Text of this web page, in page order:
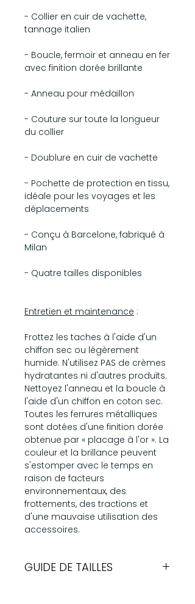
- Collier en cuir de vachette,
tannage italien
- Boucle, fermoir et anneau en fer
avec finition dorée brillante
- Anneau pour médaillon
- Couture sur toute la longueur
du collier
- Doublure en cuir de vachette
- Pochette de protection en tissu,
idéale pour les voyages et les
déplacements
- Conçu à Barcelone, fabriqué à
Milan
- Quatre tailles disponibles
Entretien et maintenance :
Frottez les taches à l'aide d'un
chiffon sec ou légèrement
humide. N'utilisez PAS de crèmes
hydratantes ni d'autres produits.
Nettoyez l'anneau et la boucle à
l'aide d'un chiffon en coton sec.
Toutes les ferrures métalliques
sont dotées d'une finition dorée
obtenue par « placage à l'or ». La
couleur et la brillance peuvent
s'estomper avec le temps en
raison de facteurs
environnementaux, des
frottements, des tractions et
d'une mauvaise utilisation des
accessoires.
GUIDE DE TAILLES